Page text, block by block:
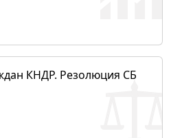
КНДР. Резолюция СБ